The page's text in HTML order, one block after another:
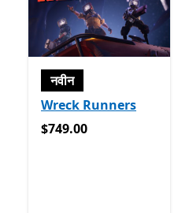
नवीन
Wreck Runners
$749.00
$749.00